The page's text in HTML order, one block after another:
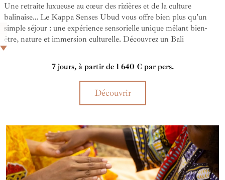
Une retraite luxueuse au cœur des rizières et de la culture
balinaise… Le Kappa Senses Ubud vous offre bien plus qu’un
simple séjour : une expérience sensorielle unique mêlant bien-
être, nature et immersion culturelle. Découvrez un Bali
authentique dans un cadre écoresponsable et raffiné, pensé pour
éveiller vos sens et apaiser votre âme. L'expérience d'un voyage
7 jours, à partir de 1 640 € par pers.
Découvrir